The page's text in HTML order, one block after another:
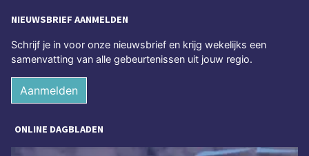
NIEUWSBRIEF AANMELDEN
Schrijf je in voor onze nieuwsbrief en krijg wekelijks een
samenvatting van alle gebeurtenissen uit jouw regio.
Aanmelden
ONLINE DAGBLADEN